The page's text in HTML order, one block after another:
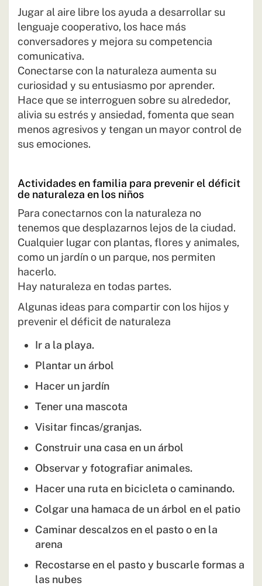
Jugar al aire libre los ayuda a desarrollar su
lenguaje cooperativo, los hace más
conversadores y mejora su competencia
comunicativa.
Conectarse con la naturaleza aumenta su
curiosidad y su entusiasmo por aprender.
Hace que se interroguen sobre su alrededor,
alivia su estrés y ansiedad, fomenta que sean
menos agresivos y tengan un mayor control de
sus emociones.
Actividades en familia para prevenir el déficit
de naturaleza en los niños
Para conectarnos con la naturaleza no
tenemos que desplazarnos lejos de la ciudad.
Cualquier lugar con plantas, flores y animales,
como un jardín o un parque, nos permiten
hacerlo.
Hay naturaleza en todas partes.
Algunas ideas para compartir con los hijos y
prevenir el déficit de naturaleza
Ir a la playa.
Plantar un árbol
Hacer un jardín
Tener una mascota
Visitar fincas/granjas.
Construir una casa en un árbol
Observar y fotografiar animales.
Hacer una ruta en bicicleta o caminando.
Colgar una hamaca de un árbol en el patio
Caminar descalzos en el pasto o en la
arena
Recostarse en el pasto y buscarle formas a
las nubes